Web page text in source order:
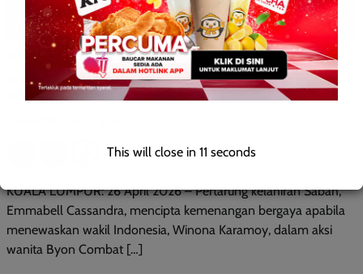
BERITA AM DUNIA ISTIMEWA NASIONAL SUKAN WILAYAH SABAH
Emmabell Cassandra Menang, ‘Gadis Sabah’ Tewaskan
Winona Karamoy di Byon Combat 7
KUALA LUMPUR: 26 April 2026 – Pertarung kelahiran Sabah,
Emmabell Cassandra, mencipta kemenangan bergaya apabila
menewaskan wakil Indonesia, Winona Karamoy, dalam aksi
wanita Byon Combat […]
This will close in 10 seconds